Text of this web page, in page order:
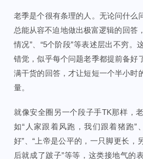
老季是个很有条理的人。无论问什么
总能从容不迫地做出极富逻辑的回答
情况”、“5个阶段”等表述层出不穷。
错觉，似乎每个问题老季都提前备好
满干货的回答，才让短短一个半小时
量。
就像安全圈另一个段子手TK那样，
如“人家跟着风跑，我们跟着猪跑”
好”、“上帝是公平的，一只脚更长，
后就成了跛子”等等，这类接地气的